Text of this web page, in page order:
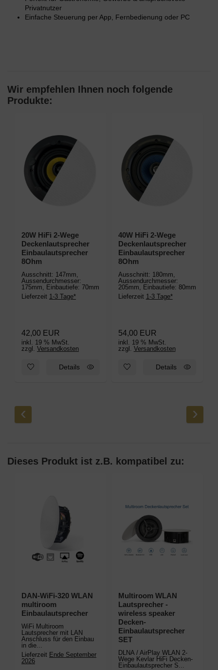
Privatnutzer
Einfache Steuerung per App, Fernbedienung oder PC
Wir empfehlen Ihnen noch folgende
Produkte:
20W HiFi 2-Wege
Deckenlautsprecher
Einbaulautsprecher
8Ohm
Ausschnitt: 147mm,
Aussendurchmesser:
175mm, Einbautiefe: 70mm
Lieferzeit 1-3 Tage*
42,00 EUR
inkl. 19 % MwSt.
zzgl. Versandkosten
Zum Merkzettel hinzufügen: 20W HiFi 2-Wege
Details
40W HiFi 2-Wege
Deckenlautsprecher
Einbaulautsprecher
8Ohm
Ausschnitt: 180mm,
Aussendurchmesser:
205mm, Einbautiefe: 80mm
Lieferzeit 1-3 Tage*
54,00 EUR
inkl. 19 % MwSt.
zzgl. Versandkosten
Zum Merkzettel hinzufügen:
Details
‹ ›
Dieses Produkt ist z.B. kompatibel zu:
DAN-WiFi-320 WLAN
multiroom
Einbaulautsprecher
WiFi Multiroom
Lautsprecher mit LAN
Anschluss für den Einbau
in die...
Lieferzeit Ende September
2026
Multiroom WLAN
Lautsprecher -
wireless speaker
Decken-
Einbaulautsprecher
SET
DLNA / AirPlay WLAN 2-
Wege Kevlar HiFi Decken-
Einbaulautsprecher S...